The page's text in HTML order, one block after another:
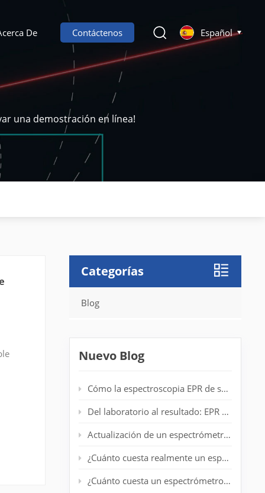
De Contáctenos Español
una demostración en línea!
Categorías
Blog
Nuevo Blog
Cómo la espectroscopia EPR de sobremesa mejora la detección de radicales en laboratorios de polímeros
Del laboratorio al resultado: EPR de escritorio para análisis de centrifugado en tiempo real
Actualización de un espectrómetro EPR antiguo: prolongación de la vida útil del sistema sin un nuevo imán
¿Cuánto cuesta realmente un espectrómetro EPR de nivel básico?
¿Cuánto cuesta un espectrómetro EPR? Guía completa de precios para investigadores